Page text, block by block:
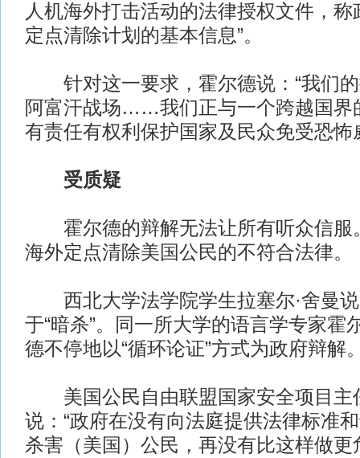
人机海外打击活动的法律授权文件，称
定点清除计划的基本信息”。
针对这一要求，霍尔德说：“我们的
阿富汗战场……我们正与一个跨越国界
有责任有权利保护国家及民众免受恐怖
受质疑
霍尔德的辩解无法让所有听众信服
海外定点清除美国公民的不符合法律。
西北大学法学院学生拉塞尔·舍曼说
于“暗杀”。同一所大学的语言学专家霍
德不停地以“循环论证”方式为政府辩解
美国公民自由联盟国家安全项目主
说：“政府在没有向法庭提供法律标准
杀害（美国）公民，再没有比这样做更